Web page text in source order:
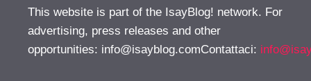
This website is part of the IsayBlog! network. For
advertising, press releases and other
opportunities: info@isayblog.comContattaci: